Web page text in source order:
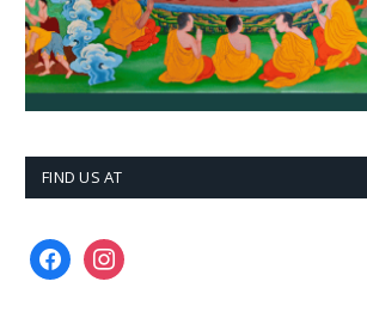
FIND US AT
facebookinstagram